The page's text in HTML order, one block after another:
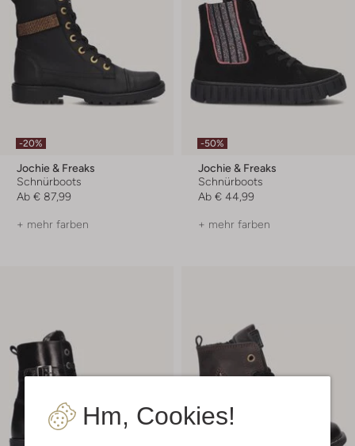
Hm, Cookies!
-20%
Jochie & Freaks
Schnürboots
Ab € 87,99
+ mehr farben
-50%
Jochie & Freaks
Schnürboots
Ab € 44,99
+ mehr farben